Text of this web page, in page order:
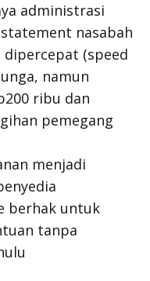
administrasi
nasabah
(speed
namun
ribu dan
pemegang
menjadi
berhak untuk
tanpa